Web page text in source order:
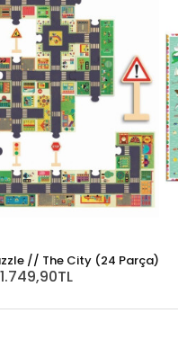
// The City (24 Parça)
1.749,90TL